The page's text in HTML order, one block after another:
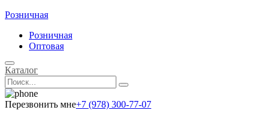
Розничная
Розничная
Оптовая
Каталог
Перезвонить мне+7 (978) 300-77-07